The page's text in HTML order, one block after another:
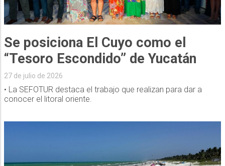
Se posiciona El Cuyo como el
“Tesoro Escondido” de Yucatán
27 de julio de 2026
• La SEFOTUR destaca el trabajo que realizan para dar a
conocer el litoral oriente.